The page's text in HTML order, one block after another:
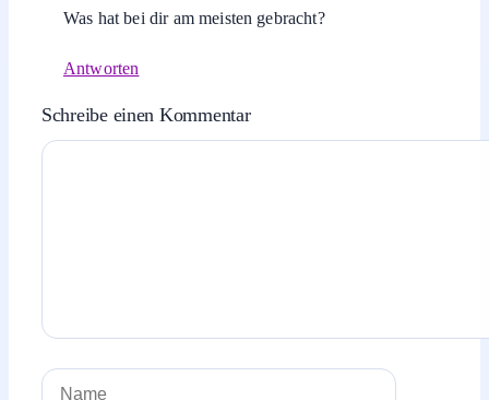
Was hat bei dir am meisten gebracht?
Antworten
Schreibe einen Kommentar
Kommentar
Name
E-